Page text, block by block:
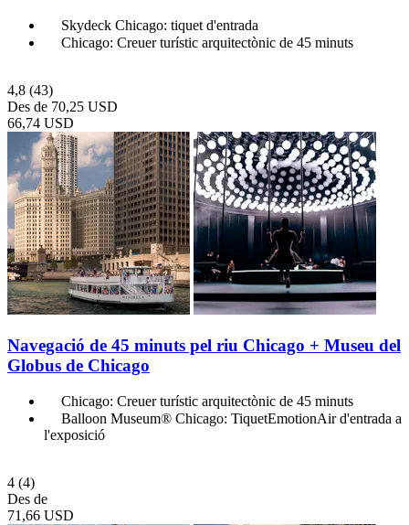
Skydeck Chicago: tiquet d'entrada
Chicago: Creuer turístic arquitectònic de 45 minuts
4,8 (43)
Des de 70,25 USD
66,74 USD
Navegació de 45 minuts pel riu Chicago + Museu del
Globus de Chicago
Chicago: Creuer turístic arquitectònic de 45 minuts
Balloon Museum® Chicago: TiquetEmotionAir d'entrada a
l'exposició
4 (4)
Des de
71,66 USD